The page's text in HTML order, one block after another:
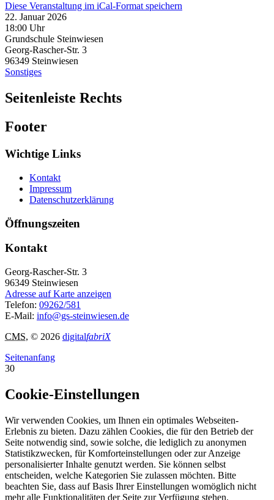
Diese Veranstaltung im iCal-Format speichern
22. Januar 2026
18:00 Uhr
Grundschule Steinwiesen
Georg-Rascher-Str. 3
96349 Steinwiesen
Sonstiges
Seitenleiste Rechts
Footer
Wichtige Links
Kontakt
Impressum
Datenschutzerklärung
Öffnungszeiten
Kontakt
Georg-Rascher-Str. 3
96349 Steinwiesen
Adresse auf Karte anzeigen
Telefon: 09262/581
E-Mail: info@gs-steinwiesen.de
CMS, © 2026 digitalfabriX
Seitenanfang
30
Cookie-Einstellungen
Wir verwenden Cookies, um Ihnen ein optimales Webseiten-
Erlebnis zu bieten. Dazu zählen Cookies, die für den Betrieb der
Seite notwendig sind, sowie solche, die lediglich zu anonymen
Statistikzwecken, für Komforteinstellungen oder zur Anzeige
personalisierter Inhalte genutzt werden. Sie können selbst
entscheiden, welche Kategorien Sie zulassen möchten. Bitte
beachten Sie, dass auf Basis Ihrer Einstellungen womöglich nicht
mehr alle Funktionalitäten der Seite zur Verfügung stehen.